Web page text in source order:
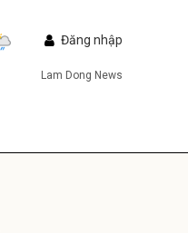
Đăng nhập
Lam Dong News